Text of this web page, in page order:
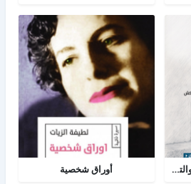
ميخائيل مشاقة بين السيرة والتاريخ أوراق شخصية